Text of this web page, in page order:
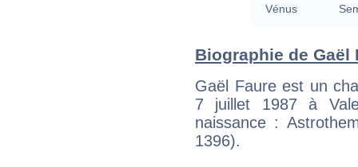
Vénus
Biographie de Gaël
Gaël Faure est un
7 juillet 1987 à
naissance :
1396).